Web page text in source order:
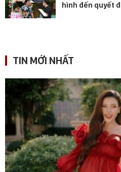
hình đến quyết
TIN MỚI NHẤT